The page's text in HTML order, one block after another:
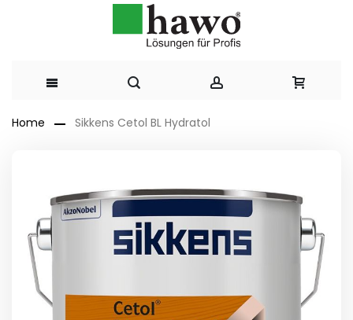
Home Sikkens Cetol BL Hydratol
Bildergalerie
springen